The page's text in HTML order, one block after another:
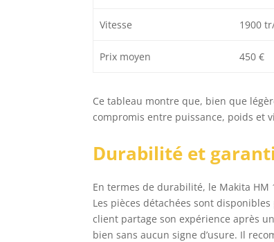
Vitesse 1900
Prix moyen 450 €
Ce tableau montre que, bien que
compromis entre puissance, poids et
Durabilité et
En termes de durabilité, le Makita HM
Les pièces détachées sont
client partage son expérience après
bien sans aucun signe d’usure. Il